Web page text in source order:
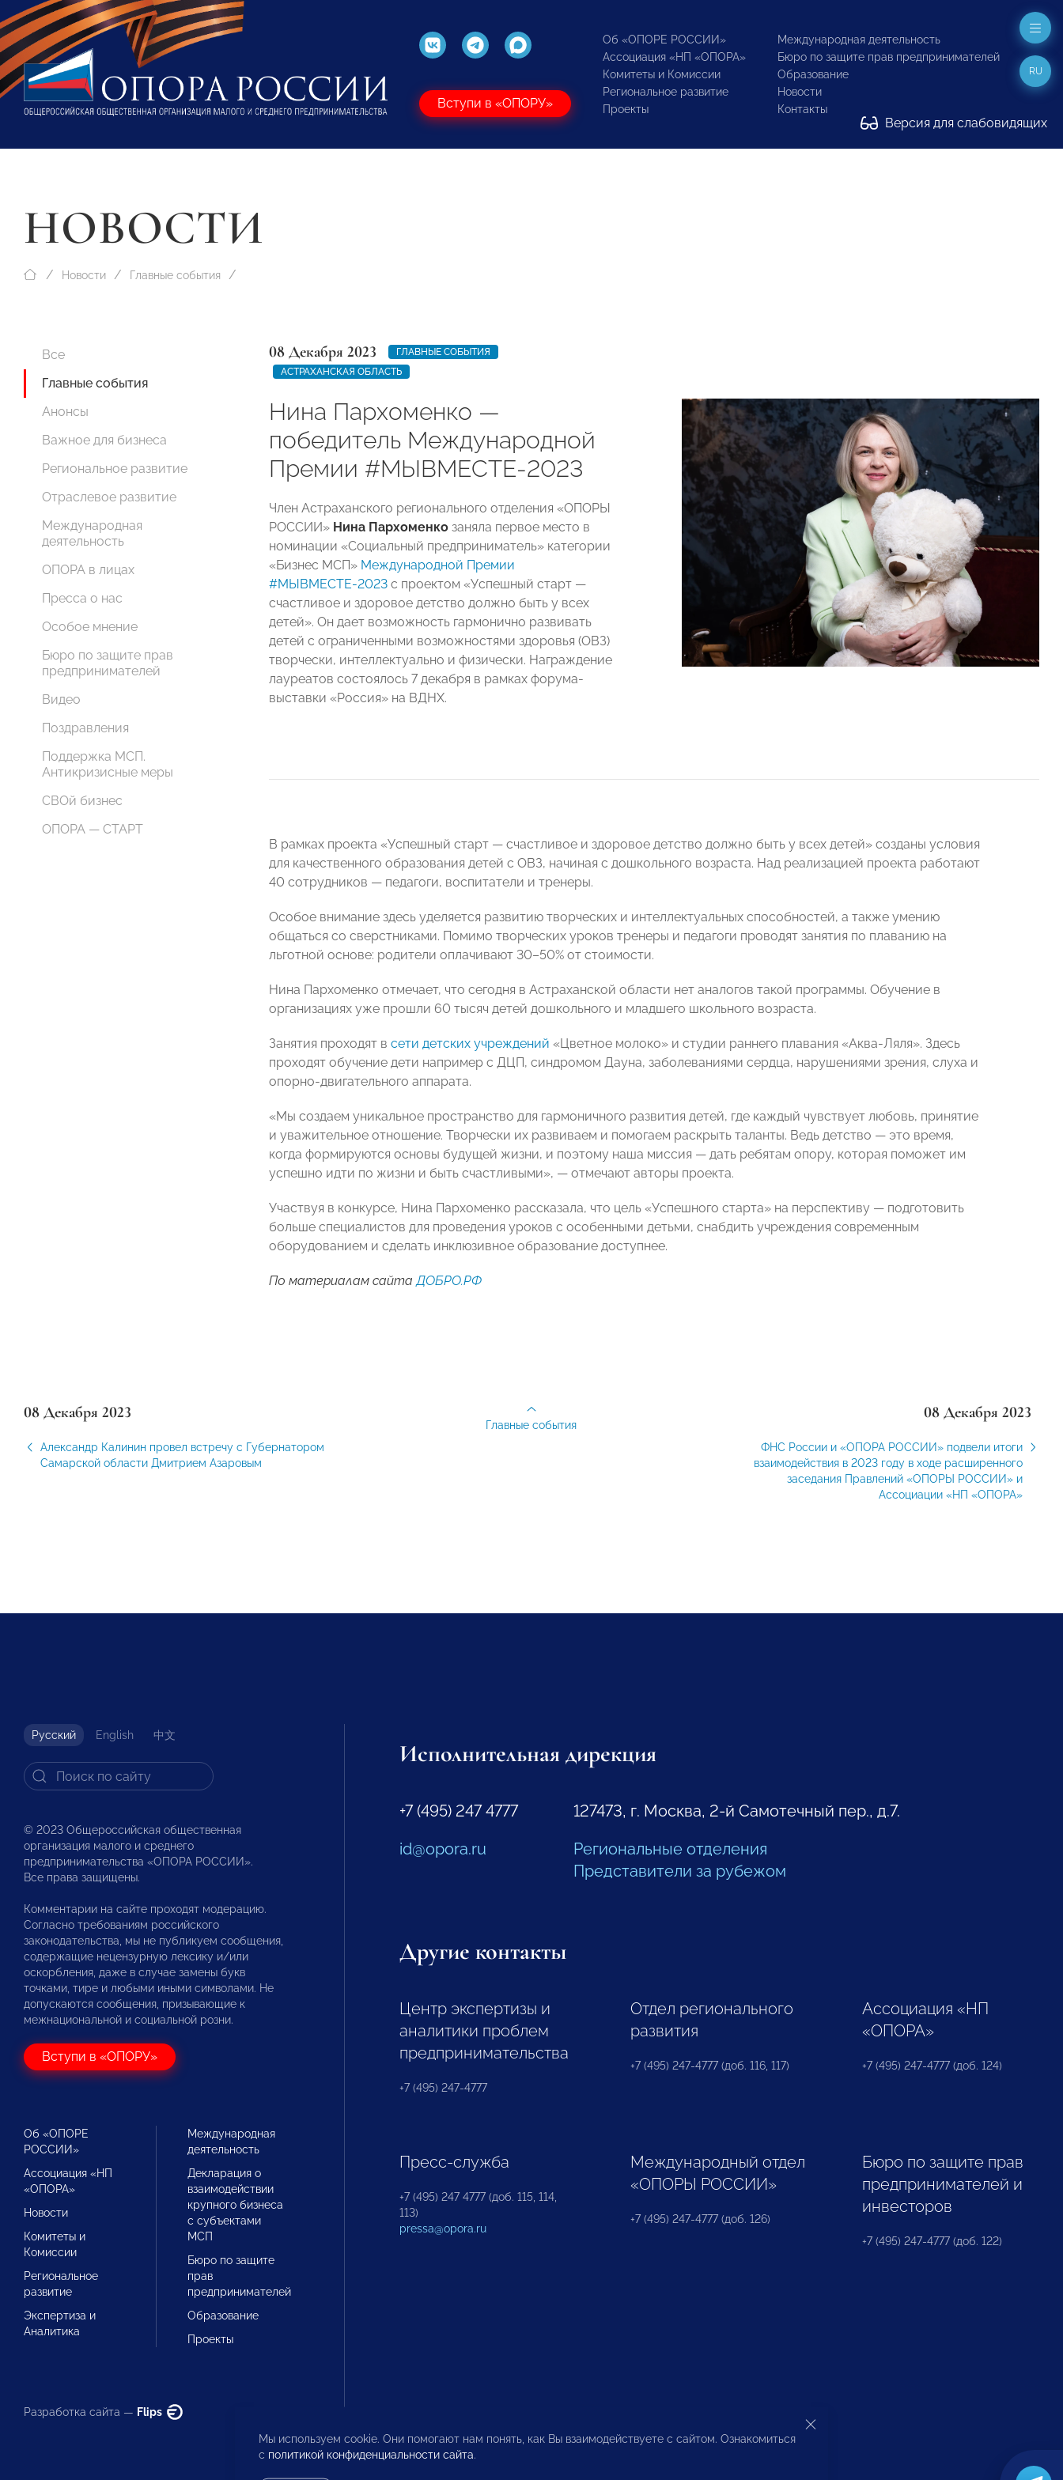
Вступи в «ОПОРУ»
Об «ОПОРЕ РОССИИ»
Ассоциация «НП «ОПОРА»
Комитеты и Комиссии
Региональное развитие
Проекты
Международная деятельность
Бюро по защите прав предпринимателей
Образование
Новости
Контакты
Версия для слабовидящих
RU
НОВОСТИ
Новости Главные события
Все
Главные события
Анонсы
Важное для бизнеса
Региональное развитие
Отраслевое развитие
Международная
деятельность
ОПОРА в лицах
Пресса о нас
Особое мнение
Бюро по защите прав
предпринимателей
Видео
Поздравления
Поддержка МСП.
Антикризисные меры
СВОй бизнес
ОПОРА — СТАРТ
08 Декабря 2023
ГЛАВНЫЕ СОБЫТИЯ
АСТРАХАНСКАЯ ОБЛАСТЬ
Нина Пархоменко —
победитель Международной
Премии #МЫВМЕСТЕ-2023
Член Астраханского регионального отделения «ОПОРЫ
РОССИИ» Нина Пархоменко заняла первое место в
номинации «Социальный предприниматель» категории
«Бизнес МСП» Международной Премии
#МЫВМЕСТЕ-2023 с проектом «Успешный старт —
счастливое и здоровое детство должно быть у всех
детей». Он дает возможность гармонично развивать
детей с ограниченными возможностями здоровья (ОВЗ)
творчески, интеллектуально и физически. Награждение
лауреатов состоялось 7 декабря в рамках форума-
выставки «Россия» на ВДНХ.
В рамках проекта «Успешный старт — счастливое и здоровое детство должно быть у всех детей» созданы условия
для качественного образования детей с ОВЗ, начиная с дошкольного возраста. Над реализацией проекта работают
40 сотрудников — педагоги, воспитатели и тренеры.
Особое внимание здесь уделяется развитию творческих и интеллектуальных способностей, а также умению
общаться со сверстниками. Помимо творческих уроков тренеры и педагоги проводят занятия по плаванию на
льготной основе: родители оплачивают 30–50% от стоимости.
Нина Пархоменко отмечает, что сегодня в Астраханской области нет аналогов такой программы. Обучение в
организациях уже прошли 60 тысяч детей дошкольного и младшего школьного возраста.
Занятия проходят в сети детских учреждений «Цветное молоко» и студии раннего плавания «Аква-Ляля». Здесь
проходят обучение дети например с ДЦП, синдромом Дауна, заболеваниями сердца, нарушениями зрения, слуха и
опорно-двигательного аппарата.
«Мы создаем уникальное пространство для гармоничного развития детей, где каждый чувствует любовь, принятие
и уважительное отношение. Творчески их развиваем и помогаем раскрыть таланты. Ведь детство — это время,
когда формируются основы будущей жизни, и поэтому наша миссия — дать ребятам опору, которая поможет им
успешно идти по жизни и быть счастливыми», — отмечают авторы проекта.
Участвуя в конкурсе, Нина Пархоменко рассказала, что цель «Успешного старта» на перспективу — подготовить
больше специалистов для проведения уроков с особенными детьми, снабдить учреждения современным
оборудованием и сделать инклюзивное образование доступнее.
По материалам сайта ДОБРО.РФ
08 Декабря 2023
Александр Калинин провел встречу с Губернатором
Самарской области Дмитрием Азаровым
08 Декабря 2023
ФНС России и «ОПОРА РОССИИ» подвели итоги
взаимодействия в 2023 году в ходе расширенного
заседания Правлений «ОПОРЫ РОССИИ» и
Ассоциации «НП «ОПОРА»
Главные события
Русский English 中文
© 2023 Общероссийская общественная
организация малого и среднего
предпринимательства «ОПОРА РОССИИ».
Все права защищены.
Комментарии на сайте проходят модерацию.
Согласно требованиям российского
законодательства, мы не публикуем сообщения,
содержащие нецензурную лексику и/или
оскорбления, даже в случае замены букв
точками, тире и любыми иными символами. Не
допускаются сообщения, призывающие к
межнациональной и социальной розни.
Вступи в «ОПОРУ»
Об «ОПОРЕ
РОССИИ»
Ассоциация «НП
«ОПОРА»
Новости
Комитеты и
Комиссии
Региональное
развитие
Экспертиза и
Аналитика
Международная
деятельность
Декларация о
взаимодействии
крупного бизнеса
с субъектами
МСП
Бюро по защите
прав
предпринимателей
Образование
Проекты
Разработка сайта — Flips
Исполнительная дирекция
+7 (495) 247 4777
id@opora.ru
127473, г. Москва, 2-й Самотечный пер., д.7.
Региональные отделения
Представители за рубежом
Другие контакты
Центр экспертизы и
аналитики проблем
предпринимательства
+7 (495) 247-4777
Отдел регионального
развития
+7 (495) 247-4777 (доб. 116, 117)
Ассоциация «НП
«ОПОРА»
+7 (495) 247-4777 (доб. 124)
Пресс-служба
+7 (495) 247 4777 (доб. 115, 114,
113)
pressa@opora.ru
Международный отдел
«ОПОРЫ РОССИИ»
+7 (495) 247-4777 (доб. 126)
Бюро по защите прав
предпринимателей и
инвесторов
+7 (495) 247-4777 (доб. 122)
Мы используем cookie. Они помогают нам понять, как Вы взаимодействуете с сайтом. Ознакомиться
с политикой конфиденциальности сайта.